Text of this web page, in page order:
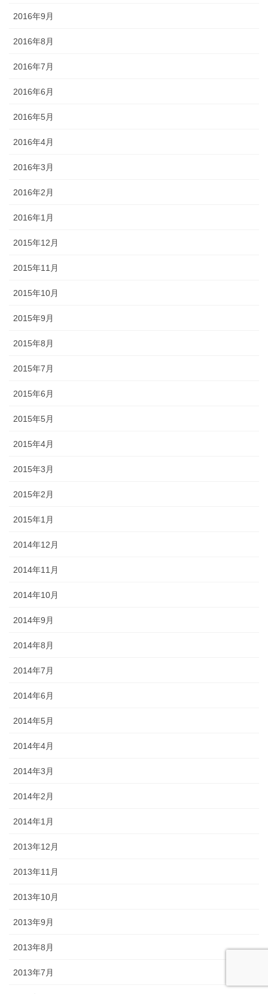
2016年9月
2016年8月
2016年7月
2016年6月
2016年5月
2016年4月
2016年3月
2016年2月
2016年1月
2015年12月
2015年11月
2015年10月
2015年9月
2015年8月
2015年7月
2015年6月
2015年5月
2015年4月
2015年3月
2015年2月
2015年1月
2014年12月
2014年11月
2014年10月
2014年9月
2014年8月
2014年7月
2014年6月
2014年5月
2014年4月
2014年3月
2014年2月
2014年1月
2013年12月
2013年11月
2013年10月
2013年9月
2013年8月
2013年7月